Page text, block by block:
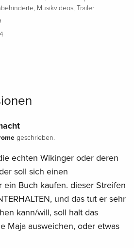
, Musikvideos,
Trailer
geschrieben.
echten Wikinger oder deren
soll sich einen
ein Buch kaufen. dieser Streifen
und das tut er sehr
kann/will, soll halt das
Maja ausweichen, oder etwas